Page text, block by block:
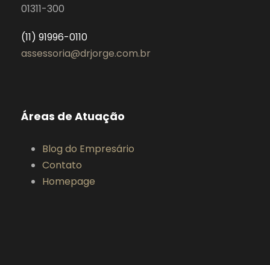
01311-300
(11) 91996-0110
assessoria@drjorge.com.br
Áreas de Atuação
Blog do Empresário
Contato
Homepage